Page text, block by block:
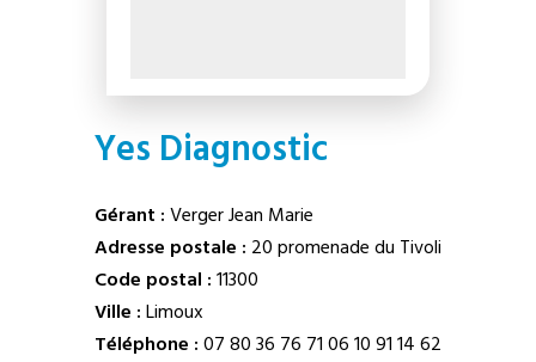
Yes Diagnostic
Gérant :Verger Jean Marie
Adresse postale : 20 promenade du Tivoli
Code postal :11300
Ville :Limoux
Téléphone :07 80 36 76 7106 10 91 14 62